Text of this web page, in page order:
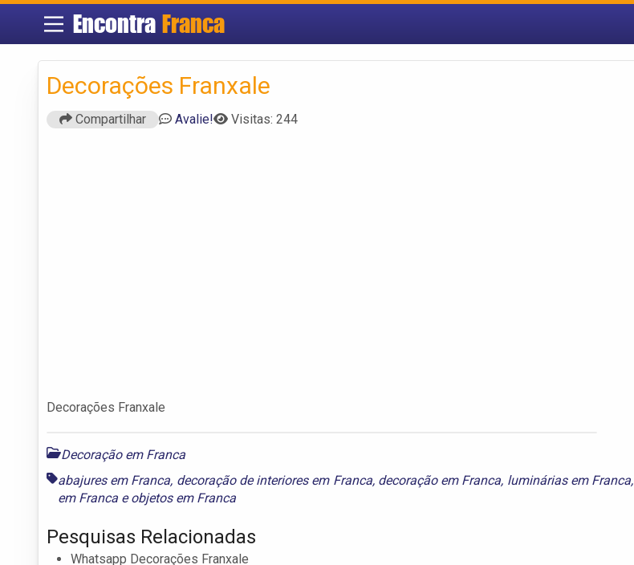
Encontra Franca
Decorações Franxale
Compartilhar Avalie! Visitas: 244
Decorações Franxale
Decoração em Franca
abajures em Franca, decoração de interiores em Franca, decoração em Franca, luminárias em Franca,
em Franca eobjetos em Franca
Pesquisas Relacionadas
Whatsapp Decorações Franxale